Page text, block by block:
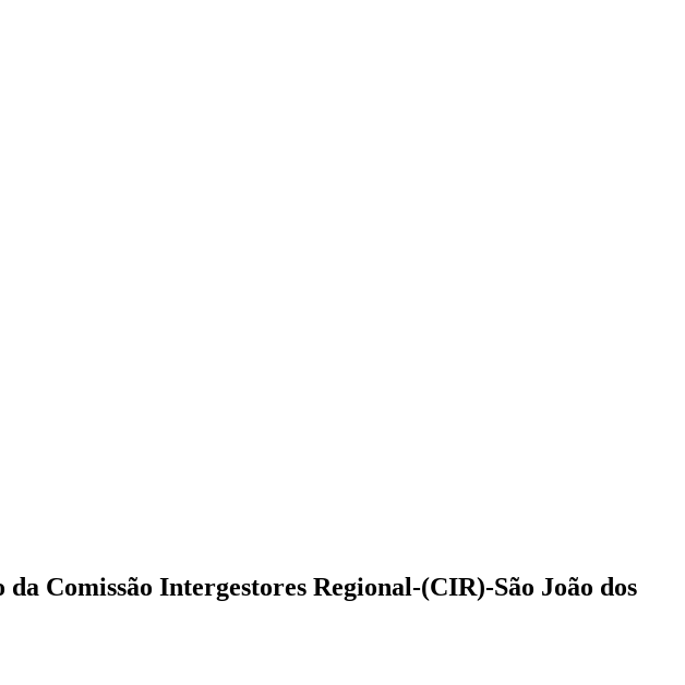
Comissão Intergestores Regional-(CIR)-São João dos